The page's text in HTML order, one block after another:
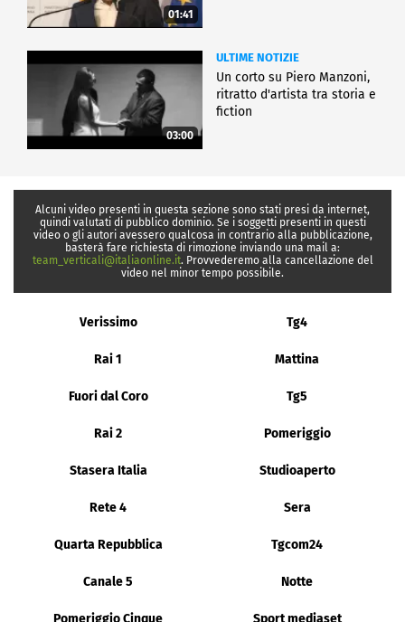
01:41
03:00
ULTIME NOTIZIE
Un corto su Piero Manzoni,
ritratto d'artista tra storia e
fiction
Alcuni video presenti in questa sezione sono stati presi da internet,
quindi valutati di pubblico dominio. Se i soggetti presenti in questi
video o gli autori avessero qualcosa in contrario alla pubblicazione,
basterà fare richiesta di rimozione inviando una mail a:
team_verticali@italiaonline.it. Provvederemo alla cancellazione del
video nel minor tempo possibile.
Verissimo Tg4
Rai 1 Mattina
Fuori dal Coro Tg5
Rai 2 Pomeriggio
Stasera Italia Studioaperto
Rete 4 Sera
Quarta Repubblica Tgcom24
Canale 5 Notte